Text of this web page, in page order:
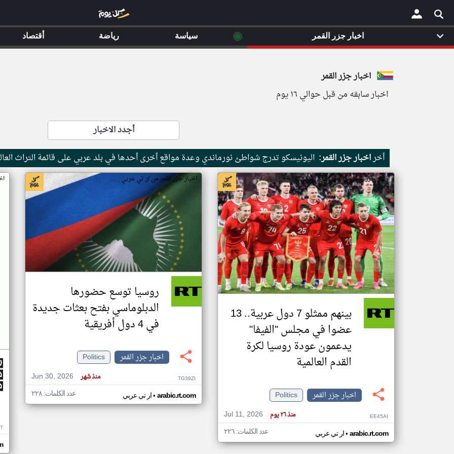
×
اخبار جزر القمر
اخبار سابقه من قبل حوالي ١٦ يوم
أجدد الاخبار
أخراخبار جزر القمر: اليونيسكو تدرج شواطئ نورماندي وعدة مواقع أخرى أحدها في بلد عربي على قائمة التراث
اخبار جزر القمر من ار تي عربي
بينهم ممثلو 7 دول عربية.. 13
عضوا في مجلس "الفيفا"
يدعمون عودة روسيا لكرة
القدم العالمية
اخبار جزر القمر
Politics
Jul 11, 2026
منذ ٢٦ يوم EE45AI
ار تي عربي• arabic.rt.com عدد الكلمات: ٢٢٦
اخبار جزر القمر من ار تي عربي
روسيا توسع حضورها
الدبلوماسي بفتح بعثات جديدة
في 4 دول أفريقية
اخبار جزر القمر
Politics
Jun 30, 2026
منذ شهر TG39ZI
ار تي عربي• arabic.rt.com عدد الكلمات: ٢٢٨
اخبار جزر القمر ◉ سياسة رياضة أقتصاد